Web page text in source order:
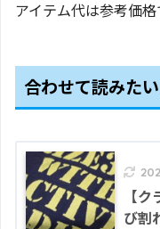
アイテム代は参考価
合わせて読みた
【
び割